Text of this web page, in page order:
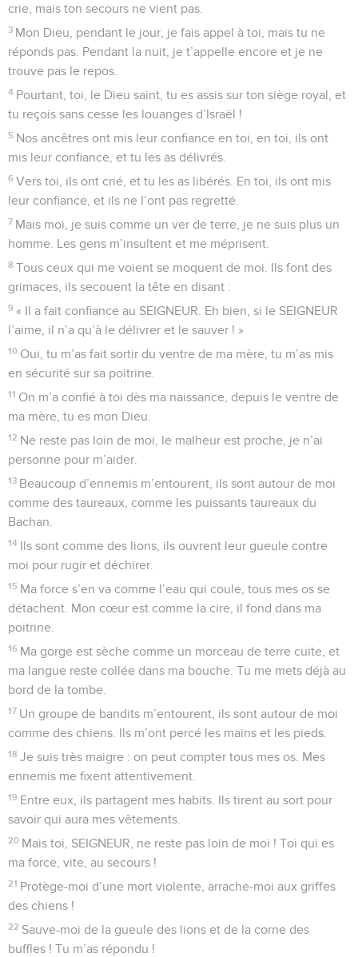
1 Psaume de David, pris dans le livre du chef de chorale.
2 SEIGNEUR, le roi se réjouit de ta puissance. Quand tu le
sauves, il danse de joie.
3 Tu lui donnes ce que son cœur désire, tu ne refuses pas ce
que sa bouche demande.
4 Oui, tu lui apportes bonheur et bénédictions, tu poses sur
sa tête une couronne d’or.
5 Il t’a demandé de vivre, tu lui as donné la vie, une longue
vie, toujours et pour toujours.
6 La gloire du roi est immense parce que tu le sauves. Tu le
couvres de grandeur et d’honneur.
7 Pour toujours, tu fais de lui une bénédiction, ta présence le
remplit de joie.
8 Oui, le roi fait confiance au SEIGNEUR, l’amour du Dieu
très-haut l’empêche de tomber.
Toi, le roi, tu domineras tous tes ennemis, ta main
puissante saisira ceux qui te détestent.
10 Quand tu seras devant eux, tu les brûleras dans un grand
feu. Dans sa colère, le SEIGNEUR les détruira, et un feu les
dévorera.
11 De la terre, tu feras disparaître leurs enfants, et les enfants
de leurs enfants parmi les hommes.
12 S’ils cherchent à te faire du mal, s’ils préparent de mauvais
coups contre toi, ils ne réussiront pas.
13 Oui, tu tendras ton arc contre eux, tu les viseras et tu les
mettras en fuite.
14 SEIGNEUR, montre ta grande puissance ! Alors à cause de
tes exploits, nous chanterons et nous jouerons pour toi.
© Société biblique française – Bibli’O, 2000, avec autorisation. Pour vous procurer
Psaumes 22
Seuls les Évangiles sont disponibles en vidéo pour le moment.
Le Seigneur est mon berger
1 Psaume de David, pris dans le livre du chef de chorale. À
chanter sur l’air de « La biche au lever du jour ».
2 Mon Dieu, mon Dieu, pourquoi m’as-tu abandonné ? Je
crie, mais ton secours ne vient pas.
3 Mon Dieu, pendant le jour, je fais appel à toi, mais tu ne
réponds pas. Pendant la nuit, je t’appelle encore et je ne
trouve pas le repos.